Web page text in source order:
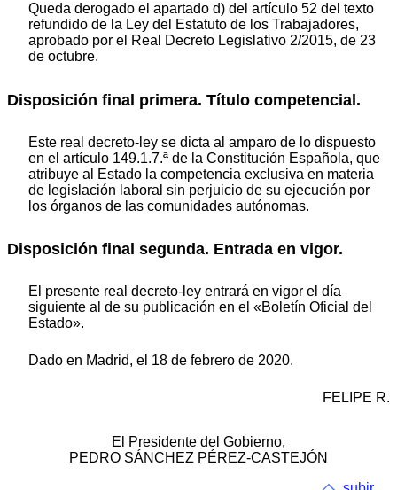
Queda derogado el apartado d) del artículo 52 del texto
refundido de la Ley del Estatuto de los Trabajadores,
aprobado por el Real Decreto Legislativo 2/2015, de 23
de octubre.
Disposición final primera. Título competencial.
Este real decreto-ley se dicta al amparo de lo dispuesto
en el artículo 149.1.7.ª de la Constitución Española, que
atribuye al Estado la competencia exclusiva en materia
de legislación laboral sin perjuicio de su ejecución por
los órganos de las comunidades autónomas.
Disposición final segunda. Entrada en vigor.
El presente real decreto-ley entrará en vigor el día
siguiente al de su publicación en el «Boletín Oficial del
Estado».
Dado en Madrid, el 18 de febrero de 2020.
FELIPE R.
El Presidente del Gobierno,
PEDRO SÁNCHEZ PÉREZ-CASTEJÓN